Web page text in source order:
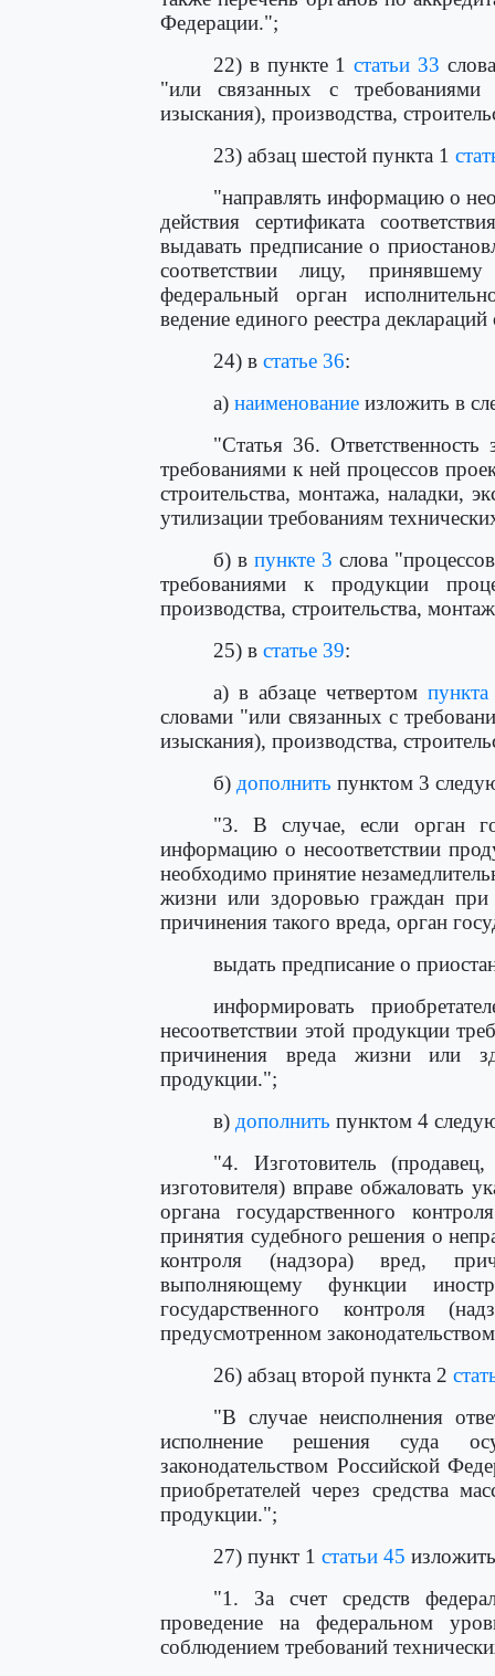
Федерации.";
22) в пункте 1статьи 33
"или связанных с требованиями
изыскания), производства,
23) абзац шестой пункта 1
"направлять информацию о
действия сертификата
выдавать предписание о
соответствии лицу,
федеральный орган
ведение единого реестра
24) в статье 36:
а) наименование изложить в
"Статья 36. Ответственность
требованиями к ней процессов
строительства, монтажа, наладки,
утилизации требованиям
б) в пункте 3 слова
требованиями к продукции
производства, строительства,
25) в статье 39:
а) в абзаце четвертом
словами "или связанных с
изыскания), производства,
б) дополнить пунктом 3
"3. В случае, если орган
информацию о несоответствии
необходимо принятие
жизни или здоровью граждан при
причинения такого вреда, орган
выдать предписание о
информировать
несоответствии этой продукции
причинения вреда жизни или
продукции.";
в) дополнить пунктом 4
"4. Изготовитель
изготовителя) вправе обжаловать
органа государственного
принятия судебного решения о
контроля (надзора) вред,
выполняющему функции
государственного контроля
предусмотренном
26) абзац второй пункта 2
"В случае неисполнения
исполнение решения суда
законодательством Российской
приобретателей через средства
продукции.";
27) пункт 1 статьи 45
"1. За счет средств
проведение на федеральном
соблюдением требований